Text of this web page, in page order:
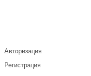
Авторизация
Регистрация